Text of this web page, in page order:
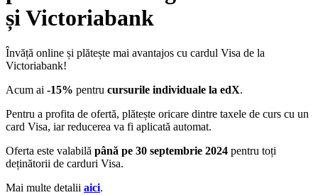
și Victoriabank
Învăță online și plătește mai avantajos cu cardul Visa de la
Victoriabank!
Acum ai -15% pentru cursurile individuale la edX.
Pentru a profita de ofertă, plătește oricare dintre taxele de curs cu un
card Visa, iar reducerea va fi aplicată automat.
Oferta este valabilă până pe 30 septembrie 2024 pentru toți
deținătorii de carduri Visa.
Mai multe detalii aici.